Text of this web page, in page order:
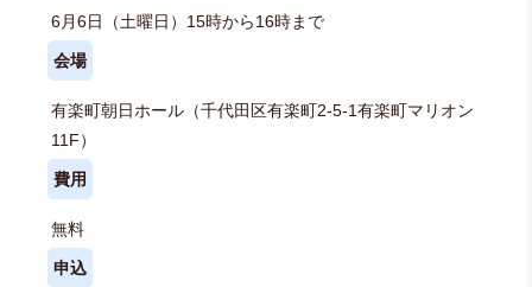
6月6日（土曜日）15時から16時まで
会場
有楽町朝日ホール（千代田区有楽町2-5-1有楽町マリオン
11F）
費用
無料
申込